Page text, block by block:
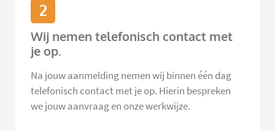
2
Wij nemen telefonisch contact met
je op.
Na jouw aanmelding nemen wij binnen één dag
telefonisch contact met je op. Hierin bespreken
we jouw aanvraag en onze werkwijze.